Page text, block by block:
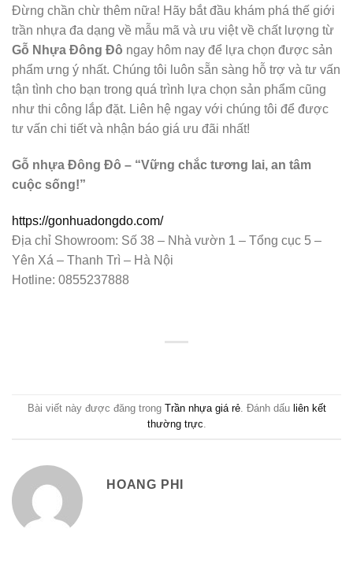
Đừng chần chừ thêm nữa! Hãy bắt đầu khám phá thế giới
trần nhựa đa dạng về mẫu mã và ưu việt về chất lượng từ
Gỗ Nhựa Đông Đô ngay hôm nay để lựa chọn được sản
phẩm ưng ý nhất. Chúng tôi luôn sẵn sàng hỗ trợ và tư vấn
tận tình cho bạn trong quá trình lựa chọn sản phẩm cũng
như thi công lắp đặt. Liên hệ ngay với chúng tôi để được
tư vấn chi tiết và nhận báo giá ưu đãi nhất!
Gỗ nhựa Đông Đô – “Vững chắc tương lai, an tâm
cuộc sống!”
https://gonhuadongdo.com/
Địa chỉ Showroom: Số 38 – Nhà vườn 1 – Tổng cục 5 –
Yên Xá – Thanh Trì – Hà Nội
Hotline: 0855237888
Bài viết này được đăng trong Trần nhựa giá rẻ. Đánh dấu liên kết
thường trực
HOANG PHI